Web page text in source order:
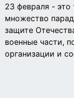
23 февраля - это
множество
защите
военные части,
организации и